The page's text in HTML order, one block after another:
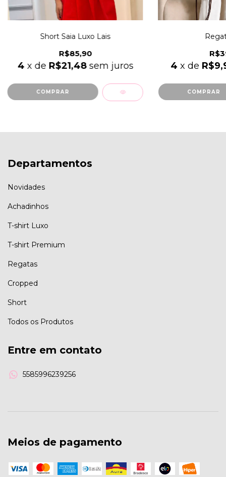
Short Saia Luxo Lais
R$85,90
4 x de R$21,48 sem juros
COMPRAR
4 x de
COMPRAR
Departamentos
Novidades
Achadinhos
T-shirt Luxo
T-shirt Premium
Regatas
Cropped
Short
Todos os Produtos
Entre em contato
5585996239256
Meios de pagamento